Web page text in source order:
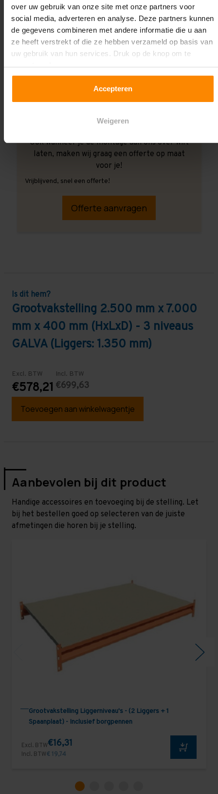
over uw gebruik van onze site met onze partners voor
social media, adverteren en analyse. Deze partners kunnen
de gegevens combineren met andere informatie die u aan
ze heeft verstrekt of die ze hebben verzameld op basis van
uw gebruik van hun services. Druk op de knop om te
accepteren!
Accepteren
Weigeren
Ook wanneer je de montage aan ons over wilt
laten, maken wij graag een offerte op maat
voor je!
Vrijblijvend, snel een offerte!
Offerte aanvragen
Is dit hem?
Grootvakstelling 2.500 mm x 7.000
mm x 400 mm (HxLxD) - 3 niveaus
GALVA (Liggers: 1.350 mm)
Excl. BTW
€578,21
Incl. BTW
€699,63
Toevoegen aan winkelwagentje
Aanbevolen bij dit product
Handige accessoires en toevoeging bij de stelling. Let
bij het bestellen goed op selecteren van de juiste
afmetingen die horen bij je stelling.
Grootvakstelling Liggerniveau's - (2 Liggers + 1
Spaanplaat) - Inclusief borgpennen
Excl. BTW€16,31
Incl. BTW€ 19,74